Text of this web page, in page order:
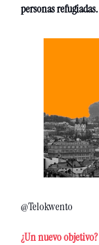
personas refugiadas.
@Telokwento
¿Un nuevo objetivo?